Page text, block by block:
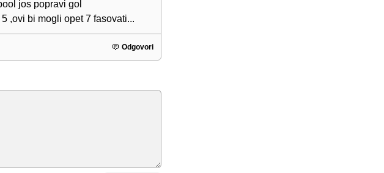
jos popravi gol
,ovi bi mogli opet 7 fasovati...
Odgovori